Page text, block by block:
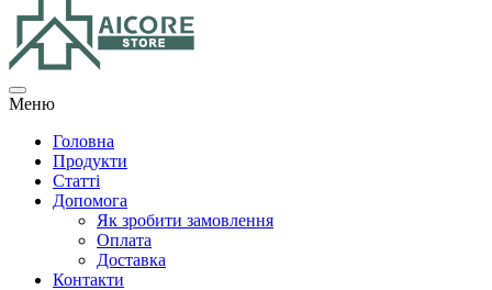
Меню
Головна
Продукти
Статтi
Допомога
Як зробити замовлення
Оплата
Доставка
Контакти